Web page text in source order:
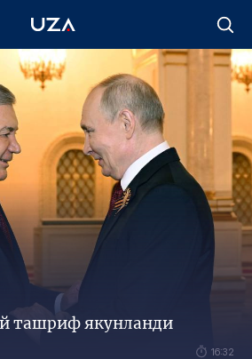
ташриф якунланди
16:32